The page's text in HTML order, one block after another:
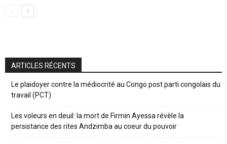
ARTICLES RÉCENTS
Le plaidoyer contre la médiocrité au Congo post parti congolais du
travail (PCT)
Les voleurs en deuil: la mort de Firmin Ayessa révèle la
persistance des rites Andzimba au coeur du pouvoir